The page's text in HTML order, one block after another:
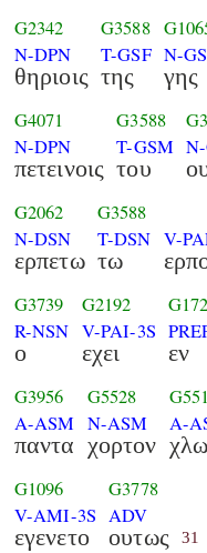
G2342
N-DPN
θηριοις
G3588
T-GSF
της
N-
γης
G4071
N-DPN
πετεινοις
G3588
T-GSM
του
G2062
N-DSN
ερπετω
G3588
T-DSN
τω
V-
G3739
R-NSN
ο
G2192
V-PAI-3S
εχει εν
G3956
A-ASM
παντα
G5528
N-ASM
χορτον
A-
G1096
V-AMI-3S
εγενετο
G3778
ADV
ουτως 31